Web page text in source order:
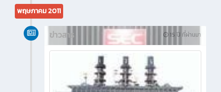
พฤษภาคม 2011
15 ปี ที่ผ่านมา
ข่าวสาร